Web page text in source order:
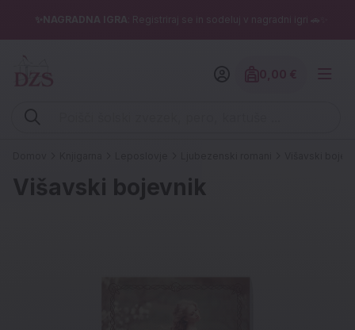
✨NAGRADNA IGRA : Registriraj se in sodeluj v nagradni igri 🚗✨
Vpišite iskalni niz (šolski zvezek, pero, kartuše ...)
Višavski bojevnik